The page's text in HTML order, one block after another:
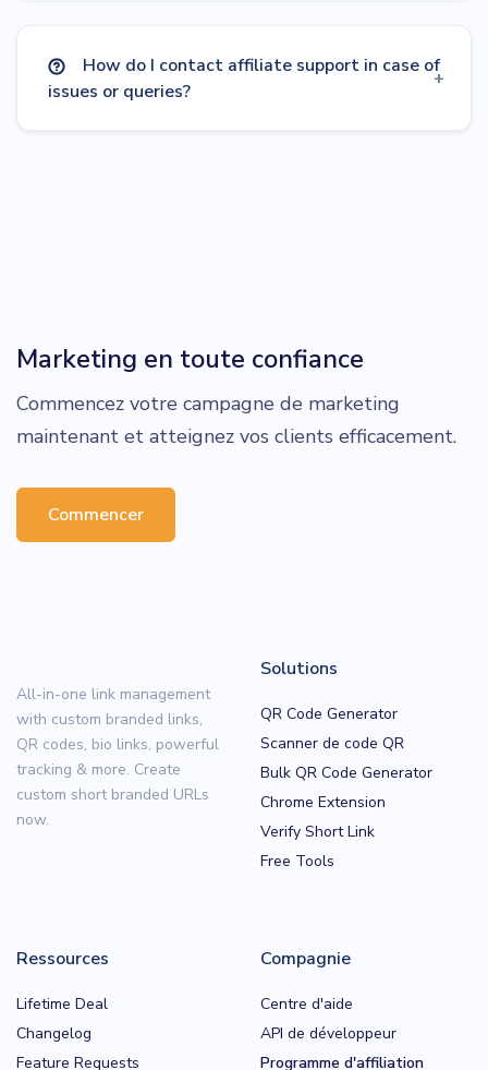
How do I contact affiliate support in case of
issues or queries?
Marketing en toute confiance
Commencez votre campagne de marketing
maintenant et atteignez vos clients efficacement.
Commencer
All-in-one link management
with custom branded links,
QR codes, bio links, powerful
tracking & more. Create
custom short branded URLs
now.
Solutions
QR Code Generator
Scanner de code QR
Bulk QR Code Generator
Chrome Extension
Verify Short Link
Free Tools
Ressources
Lifetime Deal
Changelog
Feature Requests
Compagnie
Centre d'aide
API de développeur
Programme d'affiliation